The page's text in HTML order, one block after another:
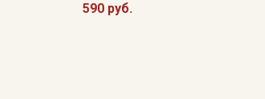
590 руб.